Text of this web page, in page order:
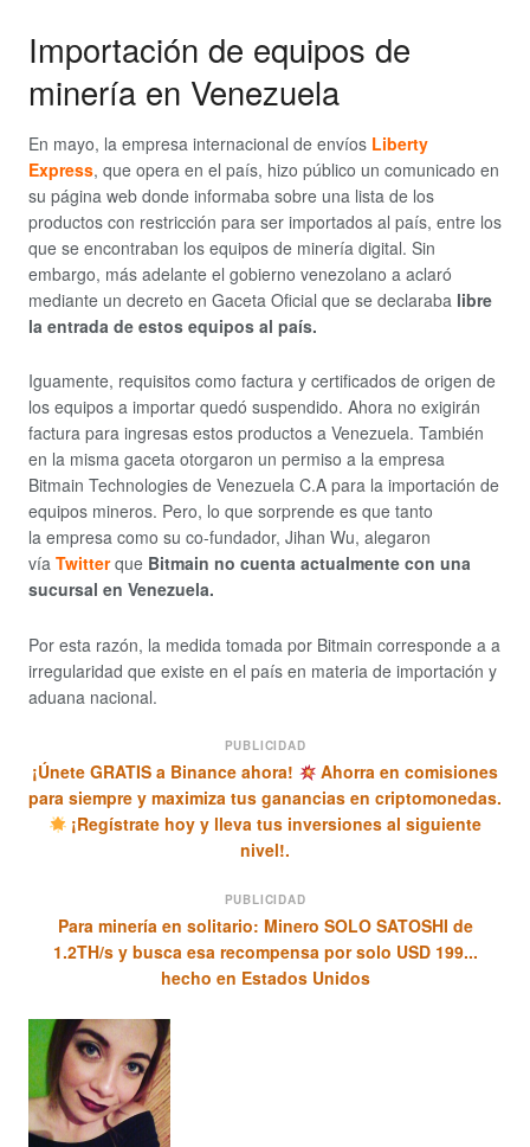
Importación de equipos de
minería en Venezuela
En mayo, la empresa internacional de envíos Liberty
Express, que opera en el país, hizo público un comunicado en
su página web donde informaba sobre una lista de los
productos con restricción para ser importados al país, entre los
que se encontraban los equipos de minería digital. Sin
embargo, más adelante el gobierno venezolano a aclaró
mediante un decreto en Gaceta Oficial que se declaraba libre
la entrada de estos equipos al país.
Iguamente, requisitos como factura y certificados de origen de
los equipos a importar quedó suspendido. Ahora no exigirán
factura para ingresas estos productos a Venezuela. También
en la misma gaceta otorgaron un permiso a la empresa
Bitmain Technologies de Venezuela C.A para la importación de
equipos mineros. Pero, lo que sorprende es que tanto
la empresa como su co-fundador, Jihan Wu, alegaron
vía Twitterque Bitmain no cuenta actualmente con una
sucursal en Venezuela.
Por esta razón, la medida tomada por Bitmain corresponde a a
irregularidad que existe en el país en materia de importación y
aduana nacional.
PUBLICIDAD
¡Únete GRATIS a Binance ahora!
Ahorra en comisiones
para siempre y maximiza tus ganancias en criptomonedas.
¡Regístrate hoy y lleva tus inversiones al siguiente
nivel!.
PUBLICIDAD
Para minería en solitario: Minero SOLO SATOSHI de
1.2TH/s y busca esa recompensa por solo USD 199...
hecho en Estados Unidos